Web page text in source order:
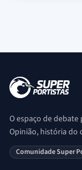
O espaço de
Opinião, história do
saber sobre o
Comunidade Super